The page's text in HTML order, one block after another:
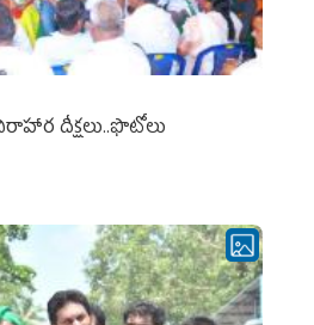
దీక్షలు..ఫొటోలు